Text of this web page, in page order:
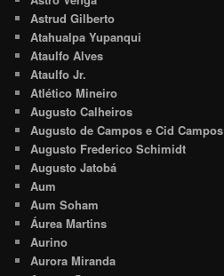
Astrud Gilberto
Atahualpa Yupanqui
Ataulfo Alves
Ataulfo Jr.
Atlético Mineiro
Augusto Calheiros
Augusto de Campos e Cid Campos
Augusto Frederico Schimidt
Augusto Jatobá
Aum
Aum Soham
Áurea Martins
Aurino
Aurora Miranda